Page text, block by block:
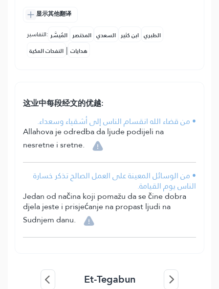
显示其他翻译
التفاسير: المُيسَّر المختصر السعدي ابن كثير الطبري
النفحات المكية | هدايات
这业中每段经文的优越:
• من قضاء الله انقسام الناس إلى أشقياء وسعداء.
Allahova je odredba da ljude podijeli na
nesretne i sretne.
• من الوسائل المعينة على العمل الصالح تذكر خسارة
الناس يوم القيامة.
Jedan od načina koji pomažu da se čine dobra
djela jeste i prisjećanje na propast ljudi na
Sudnjem danu.
Et-Tegabun